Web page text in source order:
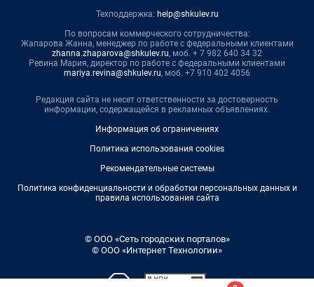
Техподдержка: help@shkulev.ru
По вопросам коммерческого сотрудничества:
Жапарова Жанна, менеджер по работе с федеральными клиентами
zhanna.zhaparova@shkulev.ru, моб. + 7 982 640 34 32
Ревина Мария, директор по работе с федеральными клиентами
mariya.revina@shkulev.ru, моб. +7 910 402 4056
Редакция сайта не несет ответственности за достоверность
информации, содержащейся в рекламных объявлениях.
Информация об ограничениях
Политика использования cookies
Рекомендательные системы
Политика конфиденциальности и обработки персональных данных и
правила использования сайта
© ООО «Сеть городских порталов»
© ООО «Интернет Технологии»